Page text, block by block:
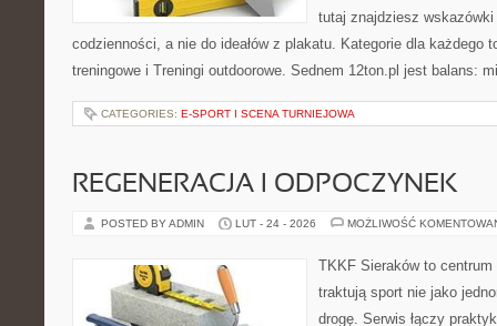
tutaj znajdziesz wskazówki
codzienności, a nie do ideałów z plakatu. Kategorie dla każdego
treningowe i Treningi outdoorowe. Sednem 12ton.pl jest balans:
CATEGORIES: E-SPORT I SCENA TURNIEJOWA
REGENERACJA I ODPOCZYNEK
POSTED BY ADMIN LUT - 24 - 2026 MOŻLIWOŚĆ
TKKF Sieraków to
traktują sport nie jako
drogę. Serwis łączy